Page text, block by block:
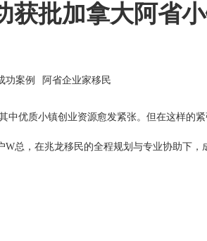
获批加拿大阿省
功案例 阿省企业家移民
优质小镇创业资源愈发紧张。但在这样的紧
总，在兆龙移民的全程规划与专业协助下，